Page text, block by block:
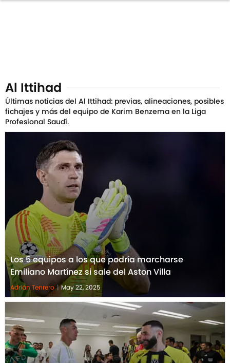
Al Ittihad
Últimas noticias del Al Ittihad: previas, alineaciones, posibles
fichajes y más del equipo de Karim Benzema en la Liga
Profesional Saudí.
Los 5 equipos a los que podría marcharse
Emiliano Martínez si sale del Aston Villa
Adrián Tenrero | May 22, 2025